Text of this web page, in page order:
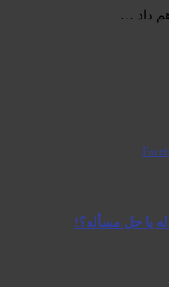
داد …
یا حل مسأله؟!